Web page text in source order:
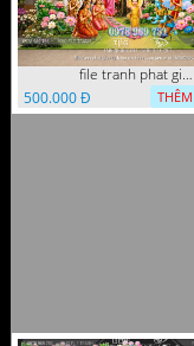
file tranh phat giao tach lop mo hinh vuon lam ty ni 16052026 dao
500.000 Đ